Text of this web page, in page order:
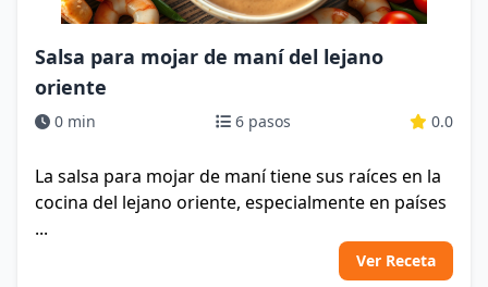
Salsa para mojar de maní del lejano
oriente
0 min 6 pasos 0.0
La salsa para mojar de maní tiene sus raíces en la
cocina del lejano oriente, especialmente en países
...
Ver Receta